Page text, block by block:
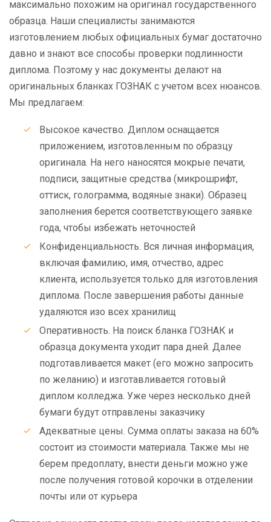
максимально похожим на оригинал государственного
образца. Наши специалисты занимаются
изготовлением любых официальных бумаг достаточно
давно и знают все способы проверки подлинности
диплома. Поэтому у нас документы делают на
оригинальных бланках ГОЗНАК с учетом всех нюансов.
Мы предлагаем:
Высокое качество. Диплом оснащается
приложением, изготовленным по образцу
оригинала. На него наносятся мокрые печати,
подписи, защитные средства (микрошрифт,
оттиск, голограмма, водяные знаки). Образец
заполнения берется соответствующего заявке
года, чтобы избежать неточностей
Конфиденциальность. Вся личная информация,
включая фамилию, имя, отчество, адрес
клиента, используется только для изготовления
диплома. После завершения работы данные
удаляются изо всех хранилищ
Оперативность. На поиск бланка ГОЗНАК и
образца документа уходит пара дней. Далее
подготавливается макет (его можно запросить
по желанию) и изготавливается готовый
диплом колледжа. Уже через несколько дней
бумаги будут отправлены заказчику
Адекватные цены. Сумма оплаты заказа на 60%
состоит из стоимости материала. Также мы не
берем предоплату, внести деньги можно уже
после получения готовой корочки в отделении
почты или от курьера